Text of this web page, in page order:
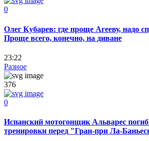
0
Олег Кубарев: где проще Агееву, надо
Проще всего, конечно, на диване
23:22
Разное
376
0
Испанский мотогонщик Альварес
тренировки перед "Гран-при Ла-